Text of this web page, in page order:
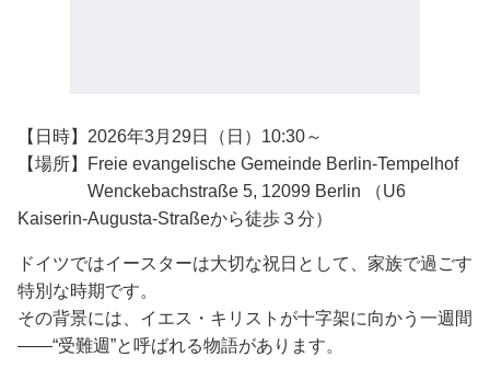
【日時】2026年3月29日（日）10:30～
【場所】Freie evangelische Gemeinde Berlin-Tempelhof
Wenckebachstraße 5, 12099 Berlin （U6
Kaiserin-Augusta-Straßeから徒歩３分）
ドイツではイースターは大切な祝日として、家族で過ごす
特別な時期です。
その背景には、イエス・キリストが十字架に向かう一週間
――“受難週”と呼ばれる物語があります。